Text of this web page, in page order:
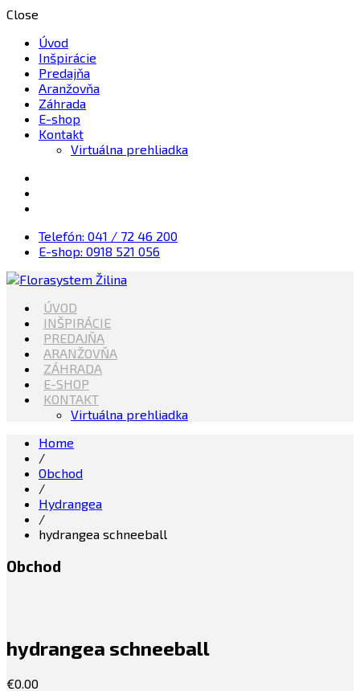
Close
Úvod
Inšpirácie
Predajňa
Aranžovňa
Záhrada
E-shop
Kontakt
Virtuálna prehliadka
Telefón: 041 / 72 46 200
E-shop: 0918 521 056
Florasystem Žilina
Kvety, Sviečky, dekorácie, Záhrada
ÚVOD
INŠPIRÁCIE
PREDAJŇA
ARANŽOVŇA
ZÁHRADA
E-SHOP
KONTAKT
Virtuálna prehliadka
Home
/
Obchod
/
Hydrangea
/
hydrangea schneeball
Obchod
hydrangea schneeball
€0.00